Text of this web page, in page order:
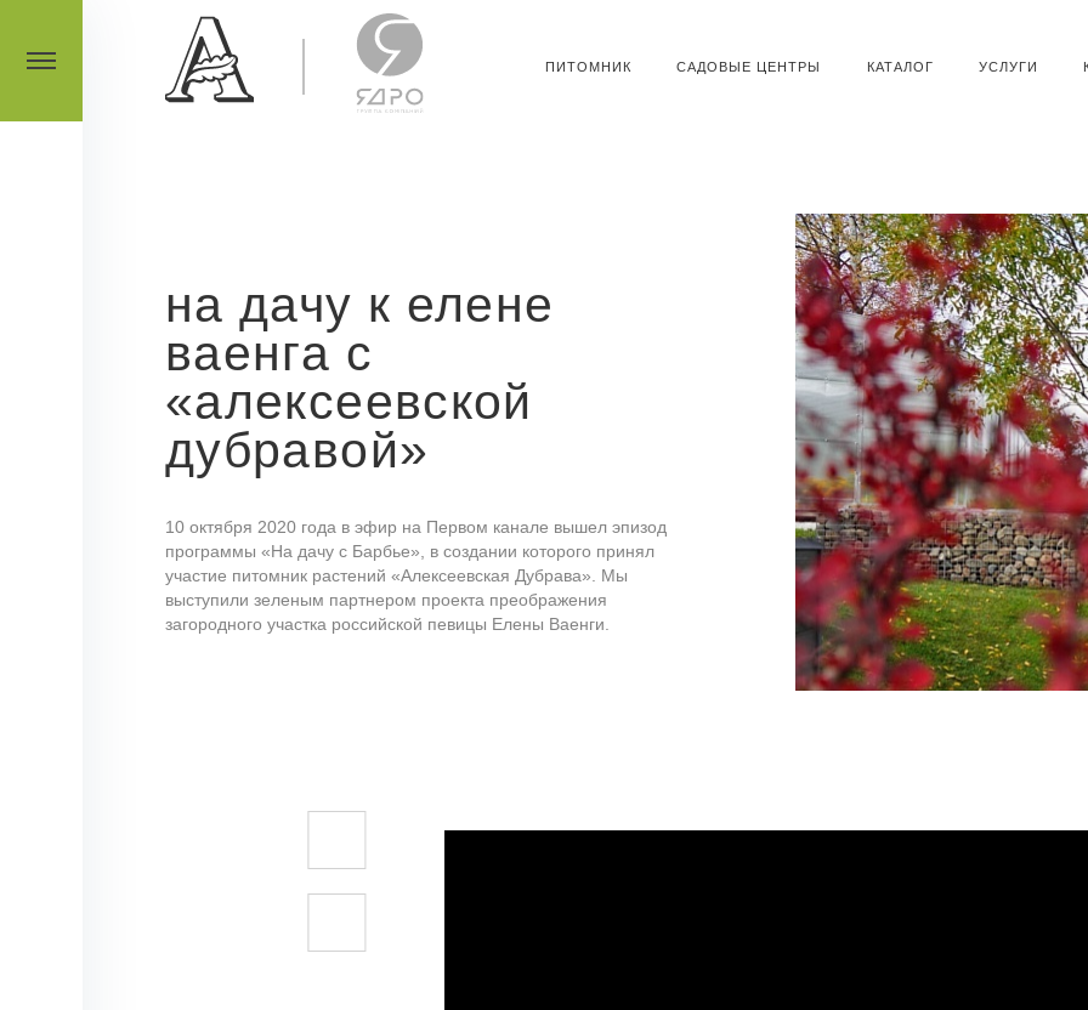
ПИТОМНИК САДОВЫЕ ЦЕНТРЫ КАТАЛОГ УСЛУГИ
на дачу к елене
ваенга с
«алексеевской
дубравой»
10 октября 2020 года в эфир на Первом канале вышел эпизод
программы «На дачу с Барбье», в создании которого принял
участие питомник растений «Алексеевская Дубрава». Мы
выступили зеленым партнером проекта преображения
загородного участка российской певицы Елены Ваенги.